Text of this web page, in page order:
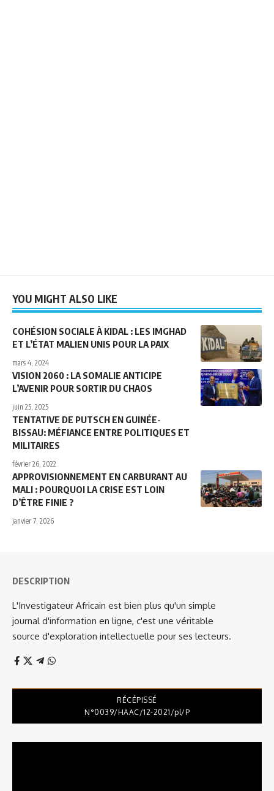
YOU MIGHT ALSO LIKE
COHÉSION SOCIALE À KIDAL : LES IMGHAD
ET L’ÉTAT MALIEN UNIS POUR LA PAIX
mars 4, 2024
VISION 2060 : LA SOMALIE ANTICIPE
L’AVENIR POUR SORTIR DU CHAOS
juin 25, 2025
TENTATIVE DE PUTSCH EN GUINÉE-
BISSAU: MÉFIANCE ENTRE POLITIQUES ET
MILITAIRES
février 26, 2022
APPROVISIONNEMENT EN CARBURANT AU
MALI : POURQUOI LA CRISE EST LOIN
D’ÊTRE FINIE ?
janvier 7, 2026
DESCRIPTION
L'Investigateur Africain est bien plus qu'un simple
journal d'information en ligne, c'est une véritable
source d'exploration intellectuelle pour ses lecteurs.
RÉCÉPISSÉ
N°0039/HAAC/12-2021/pl/P